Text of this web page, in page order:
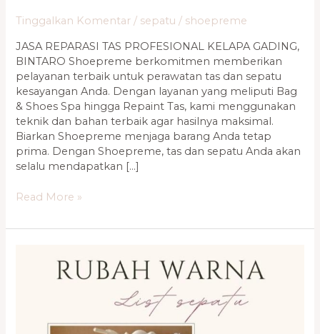
Tinggalkan Komentar / sepatu / shoepreme
JASA REPARASI TAS PROFESIONAL KELAPA GADING,
BINTARO Shoepreme berkomitmen memberikan
pelayanan terbaik untuk perawatan tas dan sepatu
kesayangan Anda. Dengan layanan yang meliputi Bag
& Shoes Spa hingga Repaint Tas, kami menggunakan
teknik dan bahan terbaik agar hasilnya maksimal.
Biarkan Shoepreme menjaga barang Anda tetap
prima. Dengan Shoepreme, tas dan sepatu Anda akan
selalu mendapatkan […]
Read More »
Reparasi
Gading,